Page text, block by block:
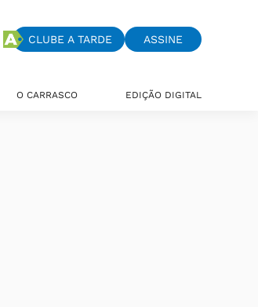
CLUBE A TARDE ASSINE
O CARRASCO EDIÇÃO DIGITAL